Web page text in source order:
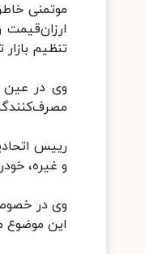
موتمنی
تنظیم
وی در عین
رییس
و غیره، خودروهای
وی در
این موضوع